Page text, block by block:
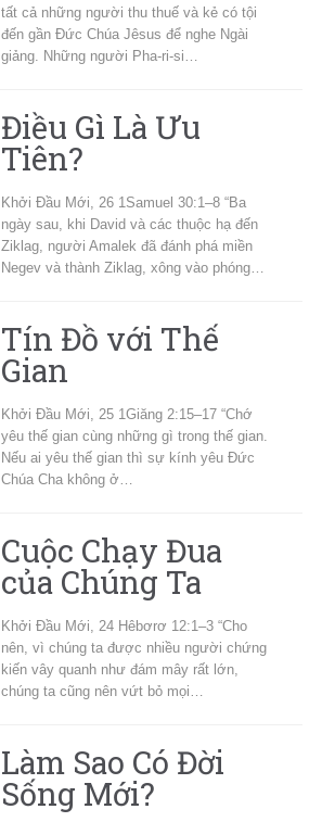
tất cả những người thu thuế và kẻ có tội
đến gần Đức Chúa Jêsus để nghe Ngài
giảng. Những người Pha-ri-si…
Điều Gì Là Ưu
Tiên?
Khởi Đầu Mới, 26 1Samuel 30:1–8 “Ba
ngày sau, khi David và các thuộc hạ đến
Ziklag, người Amalek đã đánh phá miền
Negev và thành Ziklag, xông vào phóng…
Tín Đồ với Thế
Gian
Khởi Đầu Mới, 25 1Giăng 2:15–17 “Chớ
yêu thế gian cùng những gì trong thế gian.
Nếu ai yêu thế gian thì sự kính yêu Đức
Chúa Cha không ở…
Cuộc Chạy Đua
của Chúng Ta
Khởi Đầu Mới, 24 Hêbơrơ 12:1–3 “Cho
nên, vì chúng ta được nhiều người chứng
kiến vây quanh như đám mây rất lớn,
chúng ta cũng nên vứt bỏ mọi…
Làm Sao Có Đời
Sống Mới?